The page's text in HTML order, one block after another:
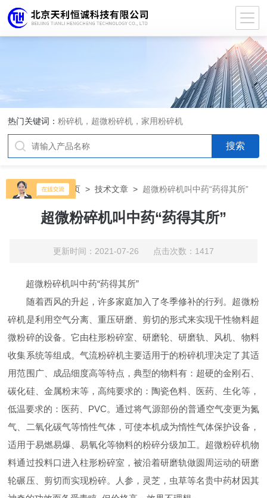
热门关键词：粉碎机，超微粉碎机，家用粉碎机
当前位置：首页 >技术文章 > 超微粉碎机叫中药“药得其所”
超微粉碎机叫中药“药得其所”
更新时间：2021-07-26 点击次数：1417
超微粉碎机叫中药“药得其所”
随着西风的升起，许多家庭加入了冬季修补的行列。超微粉
碎机是利用空气分离、重压研磨、剪切的形式来实现干性物料超
微粉碎的设备。它由柱形粉碎室、研磨轮、研磨轨、风机、物料
收集系统等组成。气流粉碎机主要适用于的粉碎机理决定了其适
用范围广、成品细度高等特点，典型的物料有：超硬的金刚石、
碳化硅、金属粉末等，高纯要求的：陶瓷色料、医药、生化等，
低温要求的：医药、PVC。通过将气源部份的普通空气变更为氮
气、二氧化碳气等惰性气体，可使本机成为惰性气体保护设备，
适用于易燃易爆、易氧化等物料的粉碎分级加工。超微粉碎机物
料通过投料口进入柱形粉碎室，被沿着研磨轨做圆周运动的研磨
轮碾压、剪切而实现粉碎。人参，灵芝，虫草等名贵中药材因其